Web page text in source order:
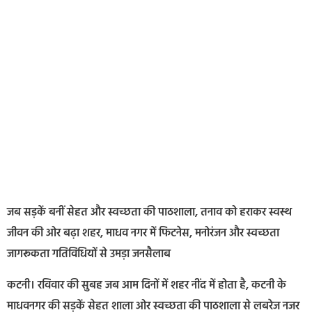
जब सड़कें बनीं सेहत और स्वच्छता की पाठशाला, तनाव को हराकर स्वस्थ
जीवन की ओर बढ़ा शहर, माधव नगर में फिटनेस, मनोरंजन और स्वच्छता
जागरूकता गतिविधियों से उमड़ा जनसैलाब
कटनी। रविवार की सुबह जब आम दिनों में शहर नींद में होता है, कटनी के
माधवनगर की सड़कें सेहत शाला ओर स्वच्छता की पाठशाला से लबरेज नजर